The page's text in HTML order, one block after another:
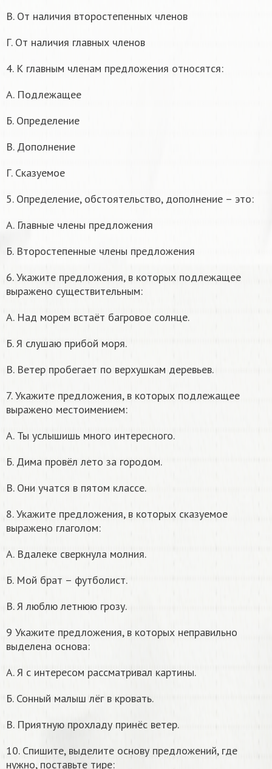
В. От наличия второстепенных членов
Г. От наличия главных членов
4. К главным членам предложения относятся:
А. Подлежащее
Б. Определение
В. Дополнение
Г. Сказуемое
5. Определение, обстоятельство, дополнение – это:
А. Главные члены предложения
Б. Второстепенные члены предложения
6. Укажите предложения, в которых подлежащее
выражено существительным:
А. Над морем встаёт багровое солнце.
Б. Я слушаю прибой моря.
В. Ветер пробегает по верхушкам деревьев.
7. Укажите предложения, в которых подлежащее
выражено местоимением:
А. Ты услышишь много интересного.
Б. Дима провёл лето за городом.
В. Они учатся в пятом классе.
8. Укажите предложения, в которых сказуемое
выражено глаголом:
А. Вдалеке сверкнула молния.
Б. Мой брат – футболист.
В. Я люблю летнюю грозу.
9 Укажите предложения, в которых неправильно
выделена основа:
А. Я с интересом рассматривал картины.
Б. Сонный малыш лёг в кровать.
В. Приятную прохладу принёс ветер.
10. Спишите, выделите основу предложений, где
нужно, поставьте тире: